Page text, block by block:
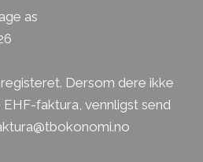
as
Dersom dere ikke
faktura, vennligst send